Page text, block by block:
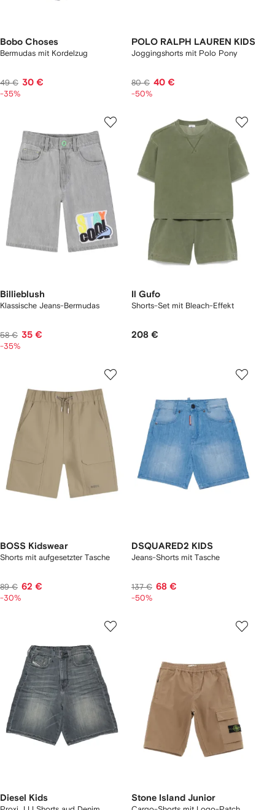
Bobo Choses
Bermudas mit Kordelzug
49 € 30 €
-35%
POLO RALPH LAUREN KIDS
Joggingshorts mit Polo Pony
80 € 40 €
-50%
Billieblush
Klassische Jeans-Bermudas
58 € 35 €
-35%
Il Gufo
Shorts-Set mit Bleach-Effekt
208 €
BOSS Kidswear
Shorts mit aufgesetzter Tasche
89 € 62 €
-30%
DSQUARED2 KIDS
Jeans-Shorts mit Tasche
137 € 68 €
-50%
Diesel Kids Stone Island Junior